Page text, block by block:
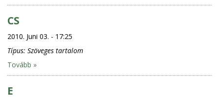
CS
2010. Juni 03. - 17:25
Típus: Szöveges tartalom
Tovább »
E